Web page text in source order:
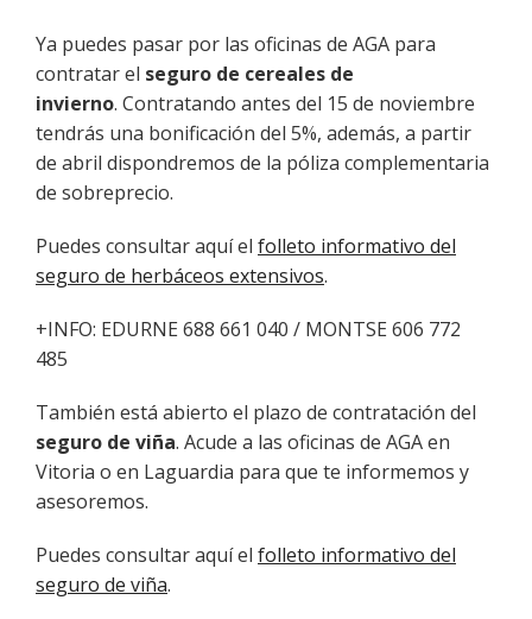
Ya puedes pasar por las oficinas de AGA para
contratar el seguro de cereales de
invierno. Contratando antes del 15 de noviembre
tendrás una bonificación del 5%, además, a partir
de abril dispondremos de la póliza complementaria
de sobreprecio.
Puedes consultar aquí el folleto informativo del
seguro de herbáceos extensivos.
+INFO: EDURNE 688 661 040 / MONTSE 606 772
485
También está abierto el plazo de contratación del
seguro de viña. Acude a las oficinas de AGA en
Vitoria o en Laguardia para que te informemos y
asesoremos.
Puedes consultar aquí el folleto informativo del
seguro de viña.